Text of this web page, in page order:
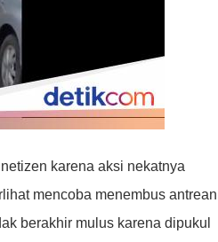
karena aksi nekatnya
mencoba menembus antrean
berakhir mulus karena dipukul